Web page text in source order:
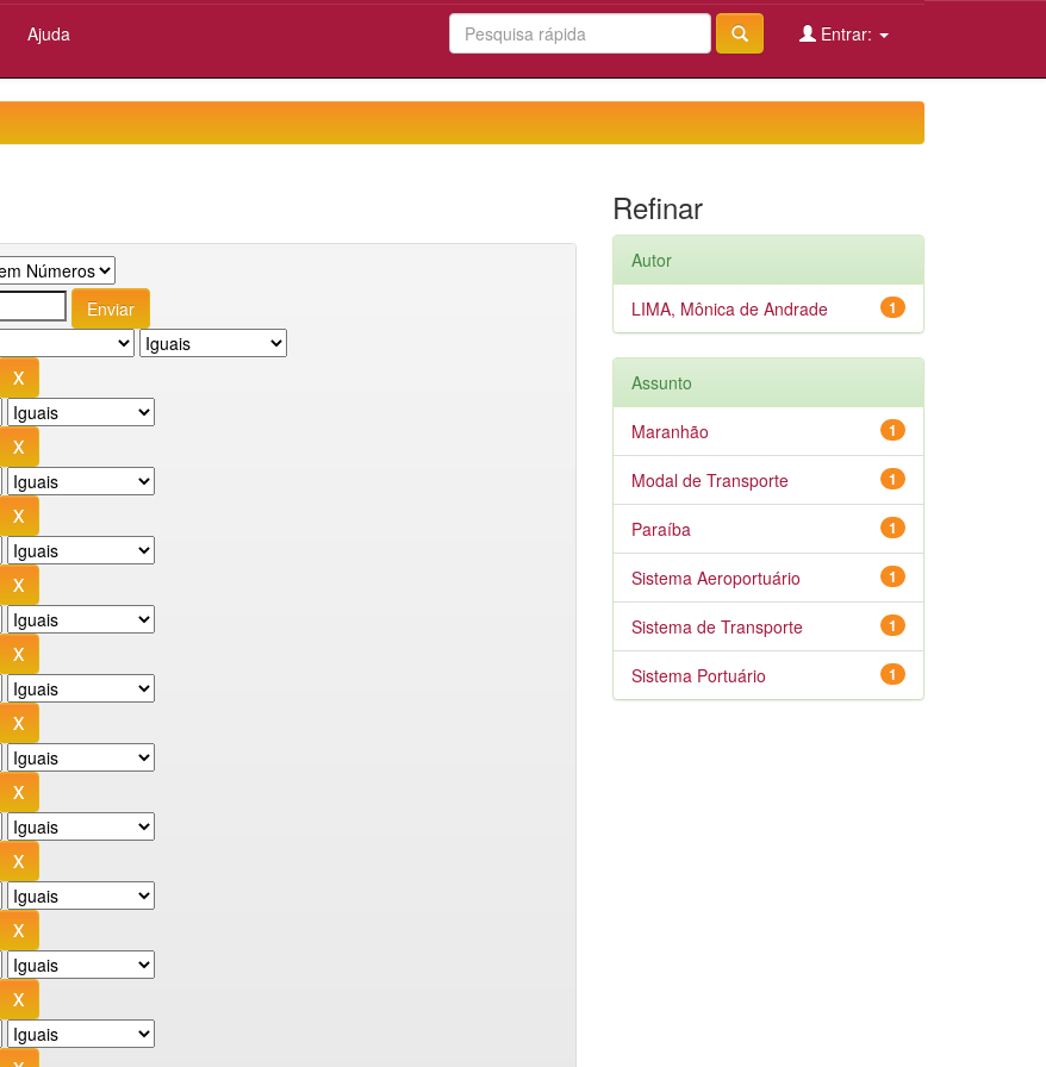
Ajuda Entrar:
Refinar
Autor
1
LIMA, Mônica de Andrade
Assunto
1
Maranhão
1
Modal de Transporte
1
Paraíba
1
Sistema Aeroportuário
1
Sistema de Transporte
1
Sistema Portuário